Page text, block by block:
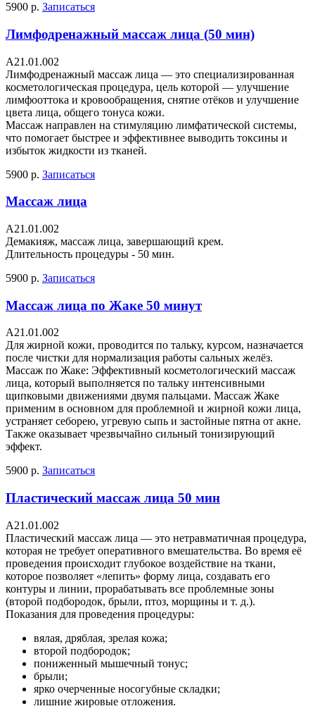
5900 р. Записаться
Лимфодренажный массаж лица (50 мин)
A21.01.002
Лимфодренажный массаж лица — это специализированная
косметологическая процедура, цель которой — улучшение
лимфооттока и кровообращения, снятие отёков и улучшение
цвета лица, общего тонуса кожи.
Массаж направлен на стимуляцию лимфатической системы,
что помогает быстрее и эффективнее выводить токсины и
избыток жидкости из тканей.
5900 р. Записаться
Массаж лица
A21.01.002
Демакияж, массаж лица, завершающий крем.
Длительность процедуры - 50 мин.
5900 р. Записаться
Массаж лица по Жаке 50 минут
A21.01.002
Для жирной кожи, проводится по тальку, курсом, назначается
после чистки для нормализация работы сальных желёз.
Массаж по Жаке: Эффективный косметологический массаж
лица, который выполняется по тальку интенсивными
щипковыми движениями двумя пальцами. Массаж Жаке
применим в основном для проблемной и жирной кожи лица,
устраняет себорею, угревую сыпь и застойные пятна от акне.
Также оказывает чрезвычайно сильный тонизирующий
эффект.
5900 р. Записаться
Пластический массаж лица 50 мин
А21.01.002
Пластический массаж лица — это нетравматичная процедура,
которая не требует оперативного вмешательства. Во время её
проведения происходит глубокое воздействие на ткани,
которое позволяет «лепить» форму лица, создавать его
контуры и линии, прорабатывать все проблемные зоны
(второй подбородок, брыли, птоз, морщины и т. д.).
Показания для проведения процедуры:
вялая, дряблая, зрелая кожа;
второй подбородок;
пониженный мышечный тонус;
брыли;
ярко очерченные носогубные складки;
лишние жировые отложения.